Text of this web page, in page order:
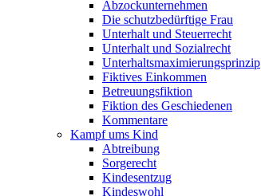
Abzockunternehmen
Die schutzbedürftige Frau
Unterhalt und Steuerrecht
Unterhalt und Sozialrecht
Unterhaltsmaximierungsprinzip
Fiktives Einkommen
Betreuungsfiktion
Fiktion des Geschiedenen
Kommentare
Kampf ums Kind
Abtreibung
Sorgerecht
Kindesentzug
Kindeswohl